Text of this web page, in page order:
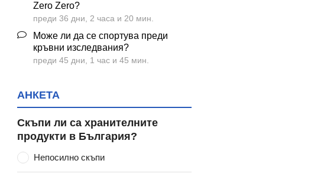
Zero Zero?
преди 36 дни, 2 часа и 20 мин.
Може ли да се спортува преди
кръвни изследвания?
преди 45 дни, 1 час и 45 мин.
АНКЕТА
Скъпи ли са хранителните
продукти в България?
Непосилно скъпи